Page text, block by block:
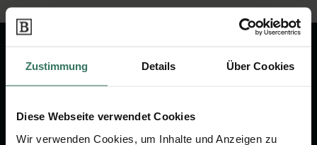
Zustimmung Details Über Cookies
Diese Webseite verwendet Cookies
Wir verwenden Cookies, um Inhalte und Anzeigen zu
Wir sind Ihr Ansprechpartner rund
um das Thema Bestattung &